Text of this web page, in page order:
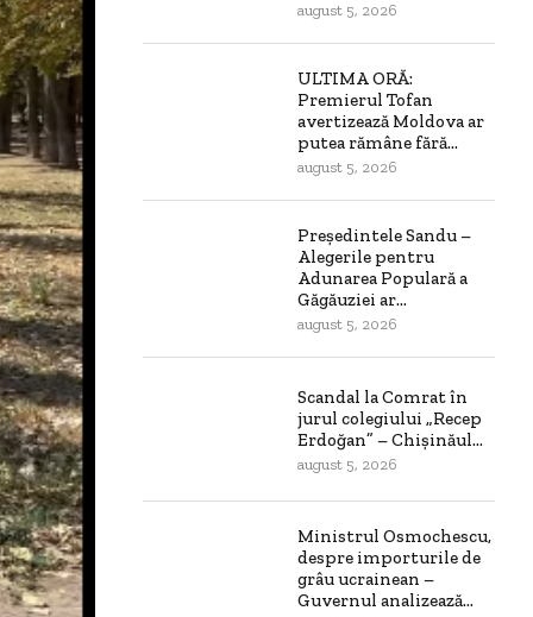
august 5, 2026
ULTIMA ORĂ:
Premierul Tofan
avertizează Moldova ar
putea rămâne fără...
august 5, 2026
Președintele Sandu –
Alegerile pentru
Adunarea Populară a
Găgăuziei ar...
august 5, 2026
Scandal la Comrat în
jurul colegiului „Recep
Erdoğan” – Chișinăul...
august 5, 2026
Ministrul Osmochescu,
despre importurile de
grâu ucrainean –
Guvernul analizează...